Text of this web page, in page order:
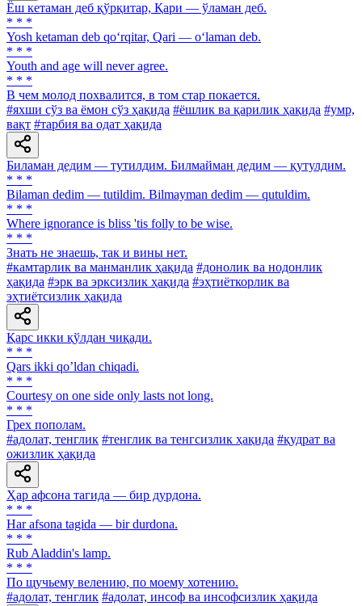
Ёш кетаман деб қўрқитар, Қари — ўламан деб.
* * *
Yosh ketaman deb qo‘rqitar, Qari — o‘laman deb.
* * *
Youth and age will never agree.
* * *
В чем молод похвалится, в том стар покается.
#яхши сўз ва ёмон сўз ҳақида #ёшлик ва қарилик ҳақида #умр,
вақт #тарбия ва одат ҳақида
Биламан дедим — тутилдим. Билмайман дедим — қутулдим.
* * *
Bilaman dedim — tutildim. Bilmayman dedim — qutuldim.
* * *
Where ignorance is bliss 'tis folly to be wise.
* * *
Знать не знаешь, так и вины нет.
#камтарлик ва манманлик ҳақида #донолик ва нодонлик
ҳақида #эрк ва эрксизлик ҳақида #эҳтиёткорлик ва
эҳтиётсизлик ҳақида
Қарс икки қўлдан чиқади.
* * *
Qars ikki qoʼldan chiqadi.
* * *
Courtesy on one side only lasts not long.
* * *
Грех пополам.
#адолат, тенглик #тенглик ва тенгсизлик ҳақида #қудрат ва
ожизлик ҳақида
Ҳар афсона тагида — бир дурдона.
* * *
Har afsona tagida — bir durdona.
* * *
Rub Aladdin's lamp.
* * *
По щучьему велению, по моему хотению.
#адолат, тенглик #адолат, инсоф ва инсофсизлик ҳақида